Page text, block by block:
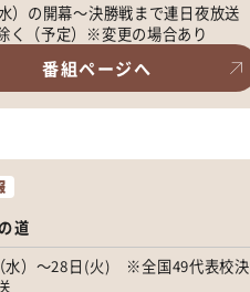
）の開幕〜決勝戦まで連日夜放送
く（予定）※変更の場合あり
番組ページへ
道
水）～28日(火) ※全国49代表校決